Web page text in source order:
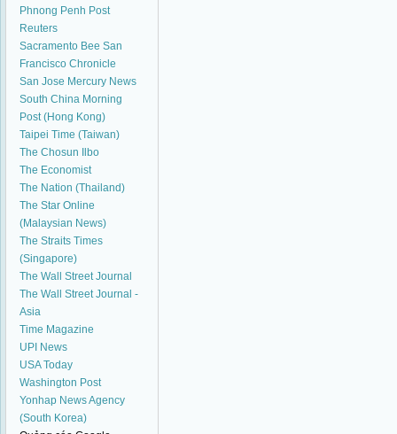
Phnong Penh Post
Reuters
Sacramento Bee San
Francisco Chronicle
San Jose Mercury News
South China Morning
Post (Hong Kong)
Taipei Time (Taiwan)
The Chosun Ilbo
The Economist
The Nation (Thailand)
The Star Online
(Malaysian News)
The Straits Times
(Singapore)
The Wall Street Journal
The Wall Street Journal -
Asia
Time Magazine
UPI News
USA Today
Washington Post
Yonhap News Agency
(South Korea)